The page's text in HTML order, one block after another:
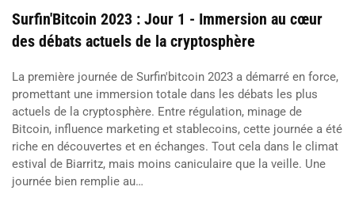
Surfin'Bitcoin 2023 : Jour 1 - Immersion au cœur
des débats actuels de la cryptosphère
La première journée de Surfin'bitcoin 2023 a démarré en force,
promettant une immersion totale dans les débats les plus
actuels de la cryptosphère. Entre régulation, minage de
Bitcoin, influence marketing et stablecoins, cette journée a été
riche en découvertes et en échanges. Tout cela dans le climat
estival de Biarritz, mais moins caniculaire que la veille. Une
journée bien remplie au…